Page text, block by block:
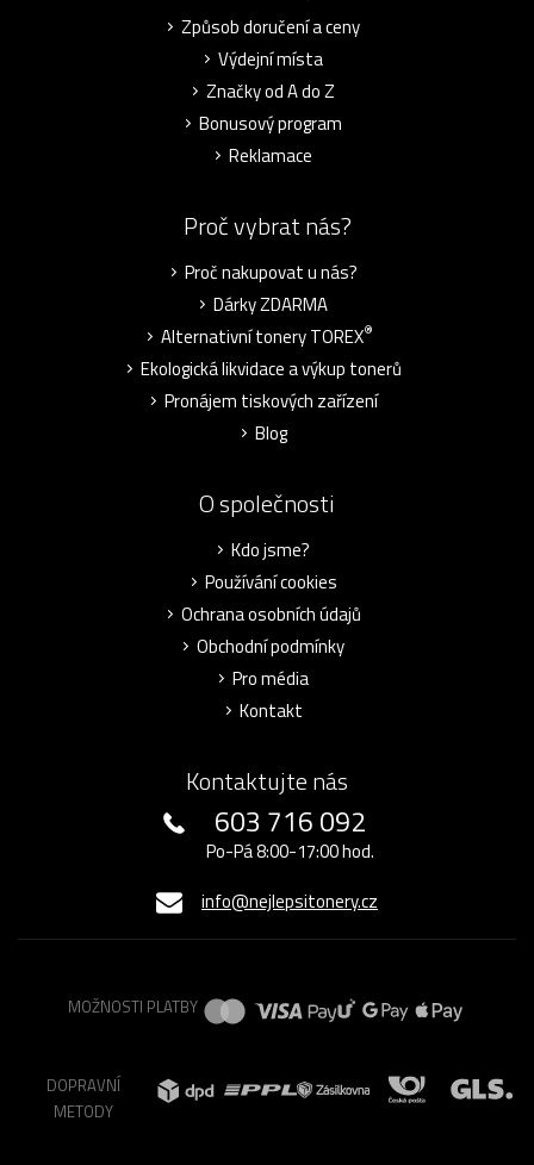
Způsob doručení a ceny
Výdejní místa
Značky od A do Z
Bonusový program
Reklamace
Proč vybrat nás?
Proč nakupovat u nás?
Dárky ZDARMA
Alternativní tonery TOREX®
Ekologická likvidace a výkup tonerů
Pronájem tiskových zařízení
Blog
O společnosti
Kdo jsme?
Používání cookies
Ochrana osobních údajů
Obchodní podmínky
Pro média
Kontakt
Kontaktujte nás
603 716 092
Po-Pá 8:00-17:00 hod.
info@nejlepsitonery.cz
MOŽNOSTI PLATBY
DOPRAVNÍ
METODY